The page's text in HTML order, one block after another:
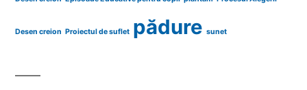
Desen creion Proiectul de suflet pădure sunet